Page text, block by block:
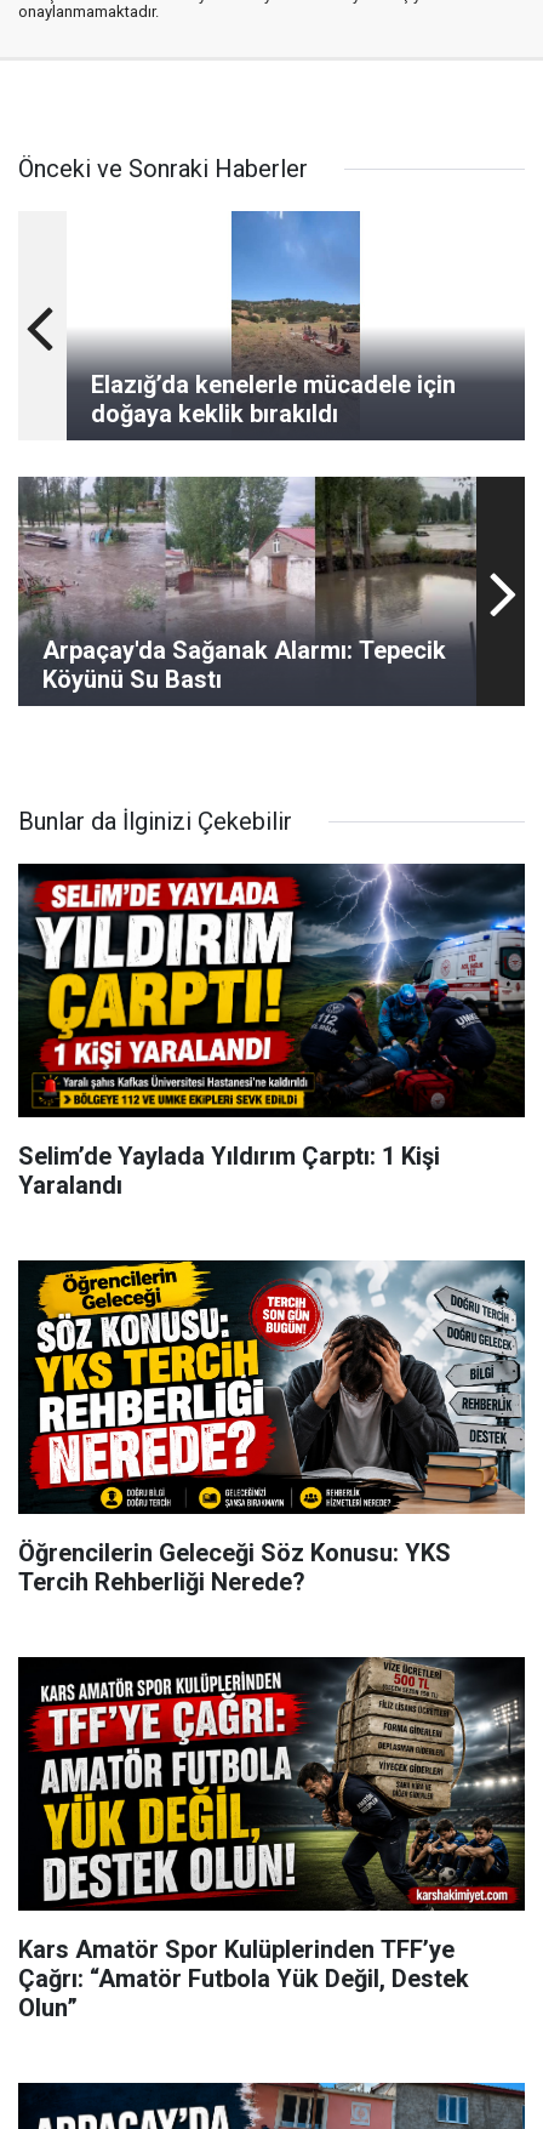
onaylanmamaktadır.
Önceki ve Sonraki Haberler
Elazığ’da kenelerle mücadele için
doğaya keklik bırakıldı
Arpaçay'da Sağanak Alarmı: Tepecik
Köyünü Su Bastı
Bunlar da İlginizi Çekebilir
Selim’de Yaylada Yıldırım Çarptı: 1 Kişi
Yaralandı
Öğrencilerin Geleceği Söz Konusu: YKS
Tercih Rehberliği Nerede?
Kars Amatör Spor Kulüplerinden TFF’ye
Çağrı: “Amatör Futbola Yük Değil, Destek
Olun”